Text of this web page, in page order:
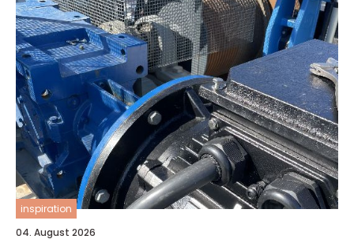
inspiration
04. August 2026